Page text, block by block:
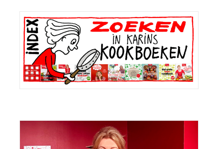
Primaire
Sidebar